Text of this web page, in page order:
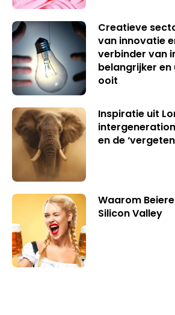
Creatieve
van innovatie
verbinder van
belangrijker
ooit
Inspiratie uit
en de
Waarom
Silicon Valley